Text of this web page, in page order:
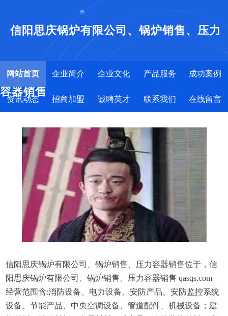
信阳思庆锅炉有限公司、锅炉销售、压力
容器销售
网站首页 企业简介 企业文化 产品服务 成功案例
资讯动态 招商加盟 诚聘英才 联系我们 在线留言
信阳思庆锅炉有限公司、锅炉销售、压力容器销售位于，信
阳思庆锅炉有限公司、锅炉销售、压力容器销售 qasqs.com
经营范围含:消防设备、电力设备、安防产品、安防监控系统
设备、节能产品、中央空调设备、管道配件、机械设备；建